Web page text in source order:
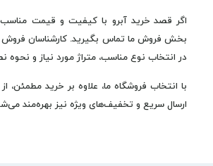
اگر قصد خرید آبرو با کیفیت و قیمت مناسب
بخش فروش ما تماس بگیرید. کارشناسان فروش ما
در انتخاب نوع مناسب، متراژ مورد نیاز و نحوه
با انتخاب فروشگاه ما، علاوه بر خرید مطمئن،
ارسال سریع و تخفیف‌های ویژه نیز بهره‌مند